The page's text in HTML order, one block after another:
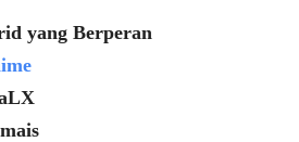
yang Berperan